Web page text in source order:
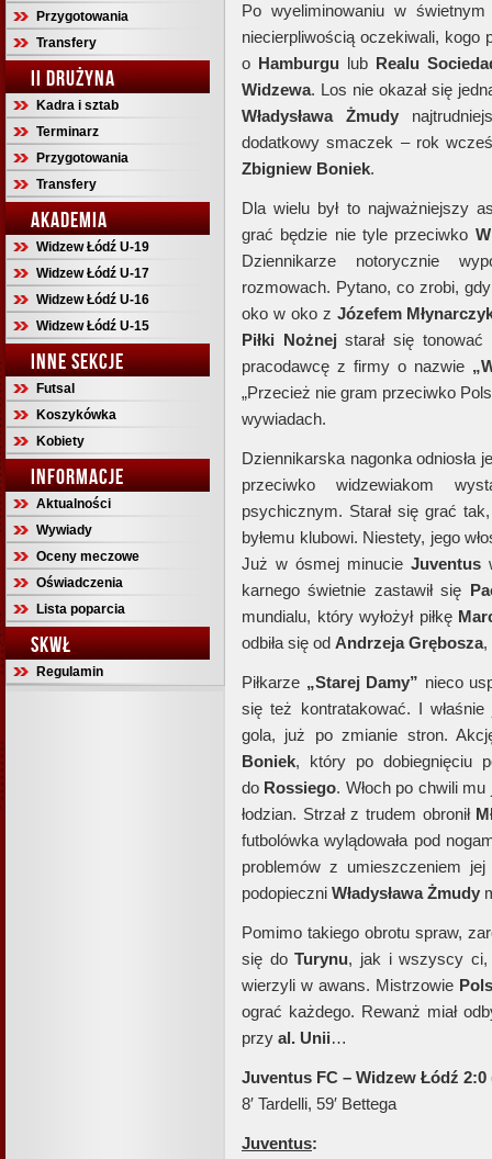
Przygotowania
Transfery
II DRUŻYNA
Kadra i sztab
Terminarz
Przygotowania
Transfery
AKADEMIA
Widzew Łódź U-19
Widzew Łódź U-17
Widzew Łódź U-16
Widzew Łódź U-15
INNE SEKCJE
Futsal
Koszykówka
Kobiety
INFORMACJE
Aktualności
Wywiady
Oceny meczowe
Oświadczenia
Lista poparcia
SKWŁ
Regulamin
Po wyeliminowaniu w
niecierpliwością oczekiwali, kogo
o Hamburgu lub Realu
Widzewa. Los nie okazał się
Władysława Żmudy
dodatkowy smaczek – rok
Zbigniew Boniek.
Dla wielu był to najważniejszy
grać będzie nie tyle przeciwko
Dziennikarze notorycznie
rozmowach. Pytano, co zrobi,
oko w oko z Józefem
Piłki Nożnejstarał się tonować
pracodawcę z firmy o nazwie
„Przecież nie gram przeciwko
wywiadach.
Dziennikarska nagonka odniosła
przeciwko widzewiakom
psychicznym. Starał się grać
byłemu klubowi. Niestety, jego
Już w ósmej minucie Juventus
karnego świetnie zastawił się
mundialu, który wyłożył piłkę
odbiła się od Andrzeja Grębosza,
Piłkarze „Starej Damy” nieco
się też kontratakować. I
gola, już po zmianie stron.
Boniek, który po dobiegnięciu
do Rossiego. Włoch po chwili mu
łodzian. Strzał z trudem obronił
futbolówka wylądowała pod
problemów z umieszczeniem
podopieczni Władysława Żmudy
Pomimo takiego obrotu spraw,
się doTurynu, jak i wszyscy ci,
wierzyli w awans. Mistrzowie
ograć każdego. Rewanż miał
przy al. Unii…
Juventus FC – Widzew Łódź 2:0
8′ Tardelli, 59′ Bettega
Juventus: